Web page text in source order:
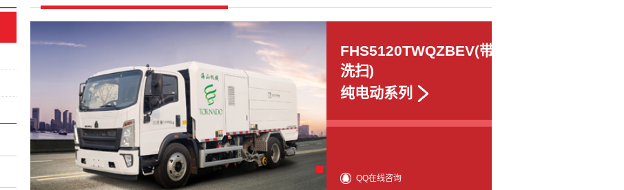
FHS5120TWQZBEV(带
洗扫)
纯电动系列
QQ在线咨询